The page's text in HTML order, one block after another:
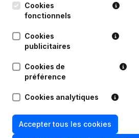
10-03-2020
16-01-2019
Capital -
07-12-2016
Rubrique
Cookies
fonctionnels
Cookies
publicitaires
Cookies de
préférence
Cookies analytiques
Accepter tous les cookies